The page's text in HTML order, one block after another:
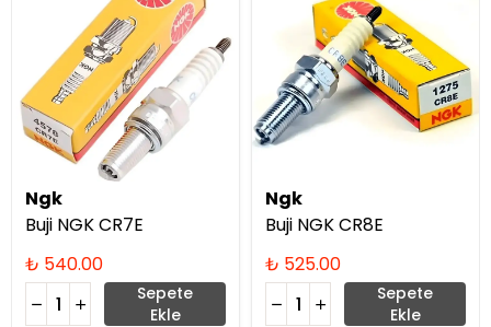
Ngk
Buji NGK CR7E
₺ 540.00
Sepete
Ekle
Ngk
Buji NGK CR8E
₺ 525.00
Sepete
Ekle